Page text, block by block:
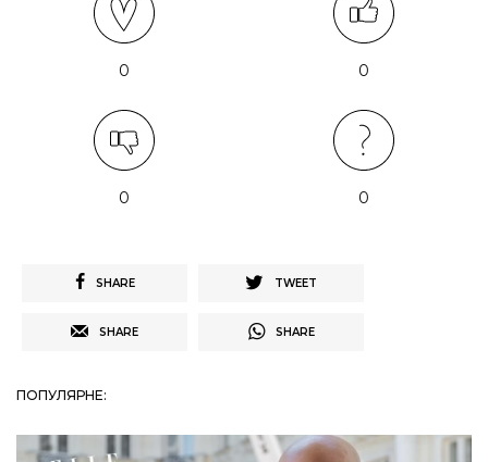
0 0
0 0
SHARE TWEET
SHARE SHARE
ПОПУЛЯРНЕ: